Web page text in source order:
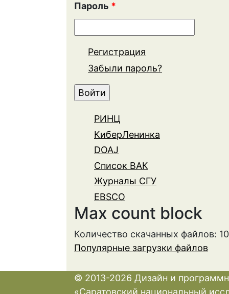
Пароль *
Регистрация
Забыли пароль?
РИНЦ
КиберЛенинка
DOAJ
Список ВАК
Журналы СГУ
EBSCO
Max count block
Количество скачанных файлов:
Популярные загрузки файлов
© 2013-2026 Дизайн и
«Саратовский национальный